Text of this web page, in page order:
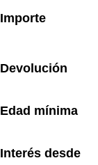
Importe
Devolución
Edad mínima
Interés desde